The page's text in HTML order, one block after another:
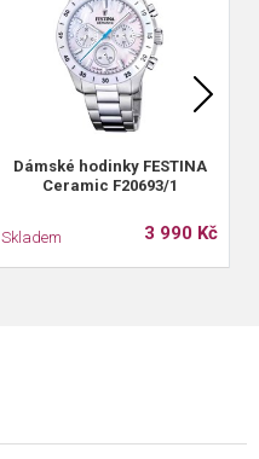
Dámské hodinky FESTINA
Ceramic F20693/1
Skladem 3 990 Kč